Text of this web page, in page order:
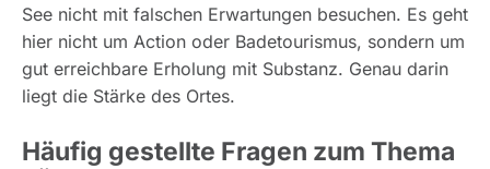
See nicht mit falschen Erwartungen besuchen. Es geht
hier nicht um Action oder Badetourismus, sondern um
gut erreichbare Erholung mit Substanz. Genau darin
liegt die Stärke des Ortes.
Häufig gestellte Fragen zum Thema